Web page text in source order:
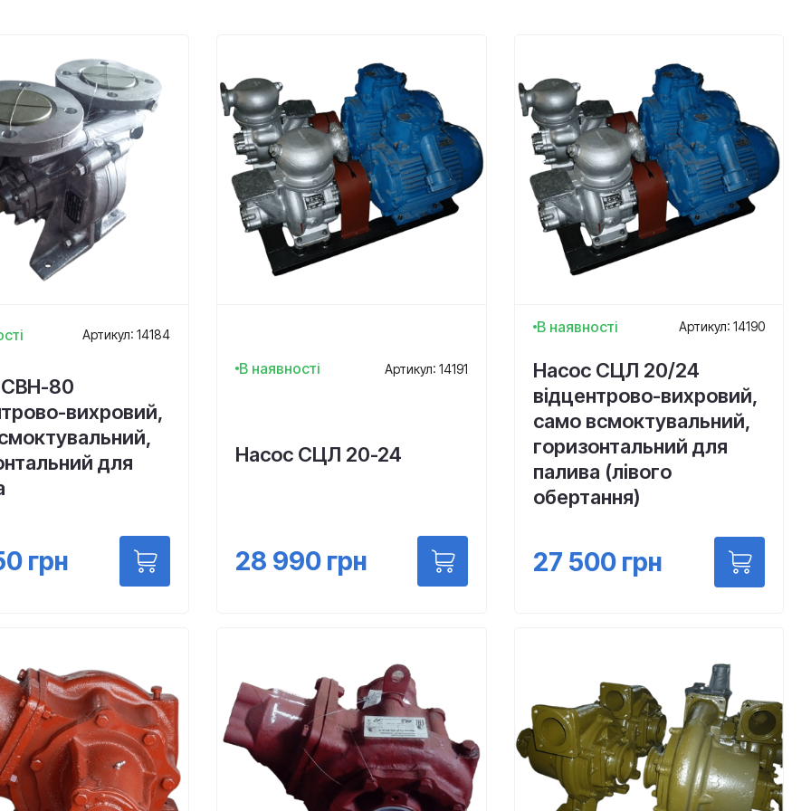
Артикул: 14184
80
вихровий,
для
грн
В наявності Артикул: 14191
Насос СЦЛ 20-24
28 990 грн
В наявності Артикул: 14190
Насос СЦЛ 20/24
відцентрово-вихровий,
само всмоктувальний,
горизонтальний для
палива (лівого
обертання)
27 500грн